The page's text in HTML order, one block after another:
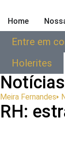
Home
Entre em
Holerites
Notícias
Meira Fernandes🢒
RH: